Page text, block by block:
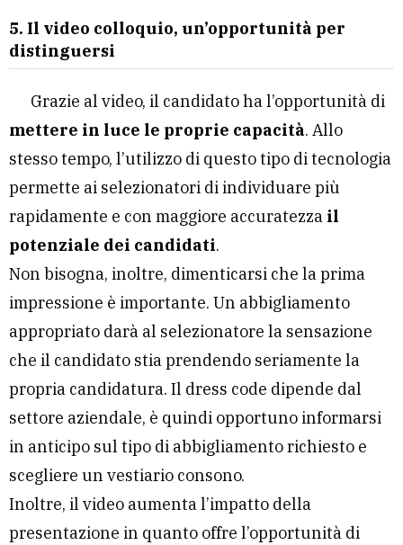
5. Il video colloquio, un’opportunità per
distinguersi
Grazie al video, il candidato ha l’opportunità di
mettere in luce le proprie capacità. Allo
stesso tempo, l’utilizzo di questo tipo di tecnologia
permette ai selezionatori di individuare più
rapidamente e con maggiore accuratezza il
potenziale dei candidati.
Non bisogna, inoltre, dimenticarsi che la prima
impressione è importante. Un abbigliamento
appropriato darà al selezionatore la sensazione
che il candidato stia prendendo seriamente la
propria candidatura. Il dress code dipende dal
settore aziendale, è quindi opportuno informarsi
in anticipo sul tipo di abbigliamento richiesto e
scegliere un vestiario consono.
Inoltre, il video aumenta l’impatto della
presentazione in quanto offre l’opportunità di